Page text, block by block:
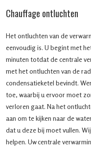
Chauffage ontluchten
Het ontluchten van de
eenvoudig is. U begint met
minuten totdat de centrale
met het ontluchten van de
condensatieketel bevindt.
toe, waarbij u ervoor moet
verloren gaat. Na het
aan om te kijken naar de
dat u deze bij moet vullen.
helpen. Uw centrale